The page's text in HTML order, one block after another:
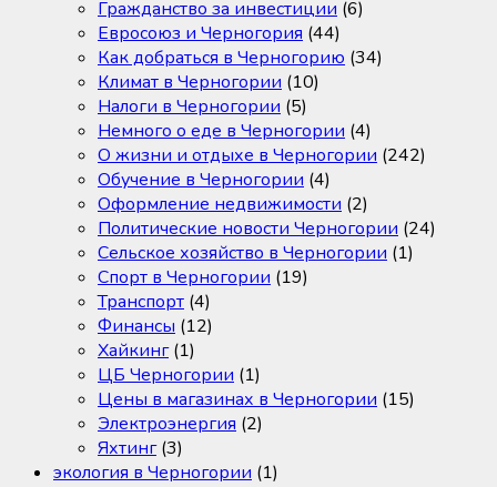
Гражданство за инвестиции (6)
Евросоюз и Черногория (44)
Как добраться в Черногорию (34)
Климат в Черногории (10)
Налоги в Черногории (5)
Немного о еде в Черногории (4)
О жизни и отдыхе в Черногории (242)
Обучение в Черногории (4)
Оформление недвижимости (2)
Политические новости Черногории (24)
Сельское хозяйство в Черногории (1)
Спорт в Черногории (19)
Транспорт (4)
Финансы (12)
Хайкинг(1)
ЦБ Черногории (1)
Цены в магазинах в Черногории (15)
Электроэнергия (2)
Яхтинг(3)
экология в Черногории (1)